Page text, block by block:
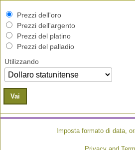
Prezzi dell'oro
Prezzi dell'argento
Prezzi del platino
Prezzi del palladio
Utilizzando
Vai
Imposta formato di data,
Privacy and